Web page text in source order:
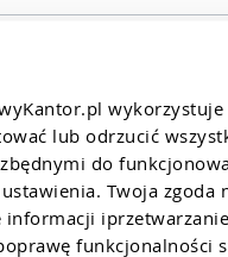
lub odrzucić
do
Twoja zgoda
informacji
funkcjonalności